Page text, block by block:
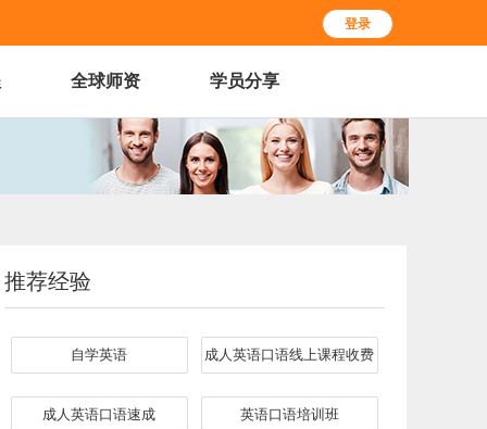
登录
全球师资 学员分享
推荐经验
自学英语 成人英语口语线上课程收费
成人英语口语速成 英语口语培训班